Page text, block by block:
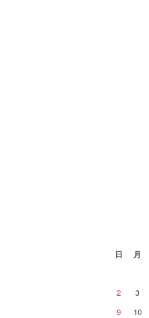
日 月
2
3
9
10